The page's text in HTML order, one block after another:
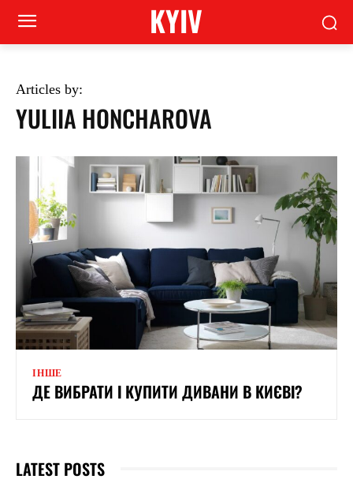
KYIV
Articles by:
YULIIA HONCHAROVA
ІНШЕ
ДЕ ВИБРАТИ І КУПИТИ ДИВАНИ В КИЄВІ?
LATEST POSTS